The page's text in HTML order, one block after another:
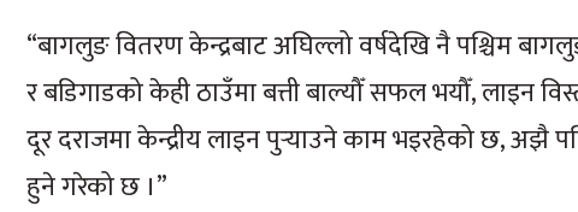
“बागलुङ वितरण केन्द्रबाट अघिल्लो वर्षदेखि नै पश्चिम
र बडिगाडको केही ठाउँमा बत्ती बाल्यौँ सफल भयौँ, लाइन
दूर दराजमा केन्द्रीय लाइन पुर्‍याउने काम भइरहेको छ, अझै
हुने गरेको छ ।”